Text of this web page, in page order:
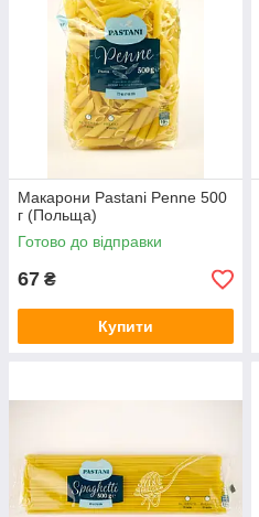
Макарони Pastani Penne 500
г (Польща)
Готово до відправки
67 ₴
Купити